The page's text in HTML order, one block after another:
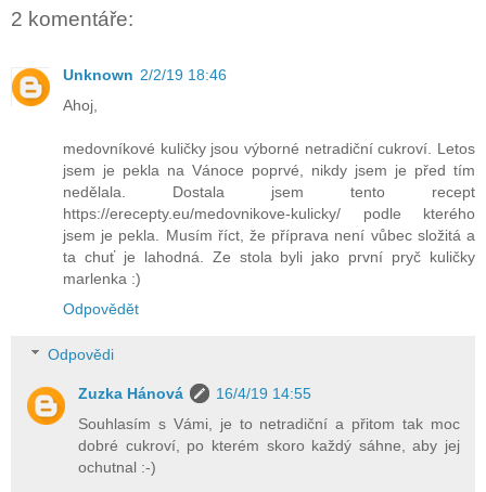
2 komentáře:
Unknown 2/2/19 18:46
Ahoj,
medovníkové kuličky jsou výborné netradiční cukroví. Letos
jsem je pekla na Vánoce poprvé, nikdy jsem je před tím
nedělala. Dostala jsem tento recept
https://erecepty.eu/medovnikove-kulicky/ podle kterého
jsem je pekla. Musím říct, že příprava není vůbec složitá a
ta chuť je lahodná. Ze stola byli jako první pryč kuličky
marlenka :)
Odpovědět
Odpovědi
Zuzka Hánová
16/4/19 14:55
Souhlasím s Vámi, je to netradiční a přitom tak moc
dobré cukroví, po kterém skoro každý sáhne, aby jej
ochutnal :-)